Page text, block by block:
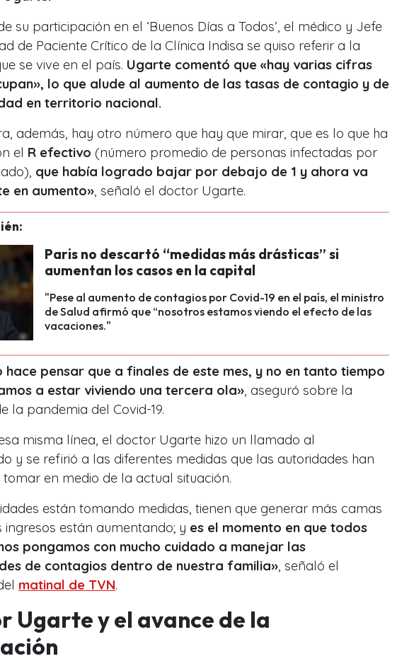
su participación en el ‘Buenos Días a Todos’, el médico y Jefe
de Paciente Crítico de la Clínica Indisa se quiso referir a la
se vive en el país. Ugarte comentó que «hay varias cifras
lo que alude al aumento de las tasas de contagio y de
en territorio nacional.
además, hay otro número que hay que mirar, que es lo que ha
el R efectivo (número promedio de personas infectadas por
que había logrado bajar por debajo de 1 y ahora va
en aumento» , señaló el doctor Ugarte.
Paris no descartó “medidas más drásticas” si
aumentan los casos en la capital
"Pese al aumento de contagios por Covid-19 en el país, el ministro
de Salud afirmó que “nosotros estamos viendo el efecto de las
vacaciones."
hace pensar que a finales de este mes, y no en tanto tiempo
a estar viviendo una tercera ola» , aseguró sobre la
la pandemia del Covid-19.
misma línea, el doctor Ugarte hizo un llamado al
y se refirió a las diferentes medidas que las autoridades han
tomar en medio de la actual situación.
están tomando medidas, tienen que generar más camas
ingresos están aumentando; y es el momento en que todos
pongamos con mucho cuidado a manejar las
de contagios dentro de nuestra familia» , señaló el
matinal de TVN.
Ugarte y el avance de la